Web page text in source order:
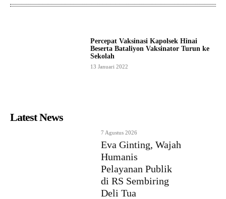
Percepat Vaksinasi Kapolsek Hinai
Beserta Bataliyon Vaksinator Turun ke
Sekolah
13 Januari 2022
Latest News
7 Agustus 2026
Eva Ginting, Wajah
Humanis
Pelayanan Publik
di RS Sembiring
Deli Tua